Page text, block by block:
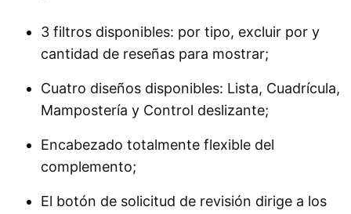
3 filtros disponibles: por tipo, excluir por y
cantidad de reseñas para mostrar;
Cuatro diseños disponibles: Lista, Cuadrícula,
Mampostería y Control deslizante;
Encabezado totalmente flexible del
complemento;
El botón de solicitud de revisión dirige a los